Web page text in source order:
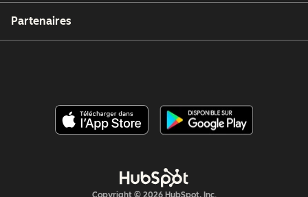
Partenaires
Copyright © 2026 HubSpot, Inc.